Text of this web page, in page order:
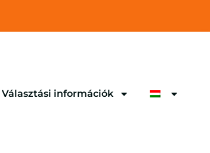
Választási információk